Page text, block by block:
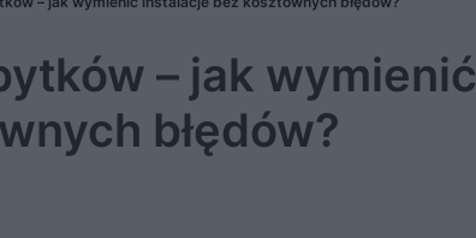
– jak wymienić
błędów?